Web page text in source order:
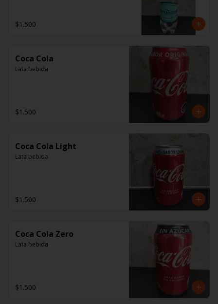
$1.500
Coca Cola
Lata bebida
$1.500
Coca Cola Light
Lata bebida
$1.500
Coca Cola Zero
Lata bebida
$1.500